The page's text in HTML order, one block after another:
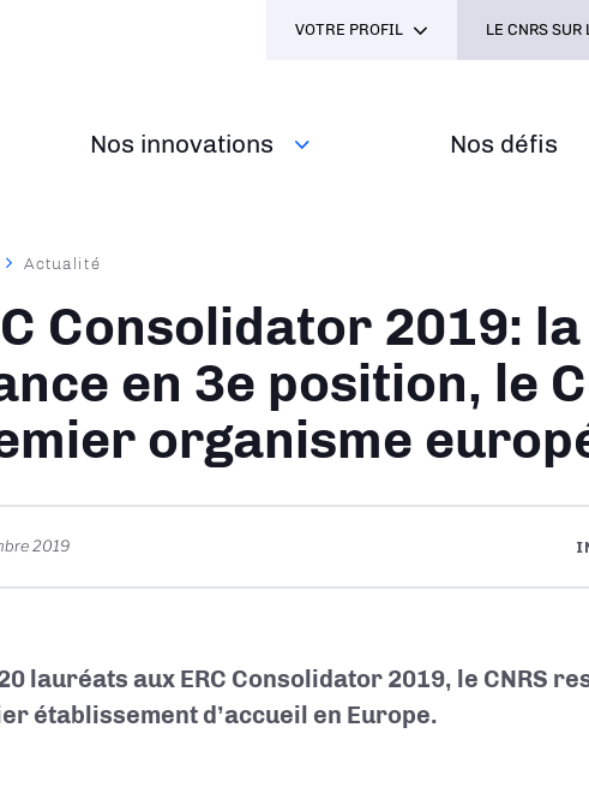
Nos innovations Nos défis‎
VOTRE PROFIL LE CNRS SUR
Actualité
Consolidator 2019: la
en 3e position, le
organisme
2019
lauréats aux ERC Consolidator 2019, le CNRS
établissement d’accueil en Europe.